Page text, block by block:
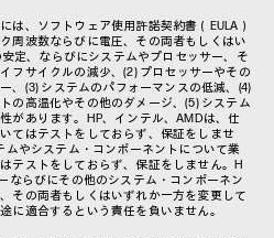
は、ソフトウェア使用許諾契約書（EULA）
周波数ならびに電圧、その両者もしくはい
定、ならびにシステムやプロセッサー、そ
フサイクルの減少、(2) プロセッサーやその
、(3) システムのパフォーマンスの低減、(4)
の高温化やその他のダメージ、(5) システム
があります。HP、インテル、AMDは、仕
てはテストをしておらず、保証をしませ
ムやシステム・コンポーネントについて業
テストをしておらず、保証をしません。H
ならびにその他のシステム・コンポーネン
その両者もしくはいずれか一方を変更して
に適合するという責任を負いません。